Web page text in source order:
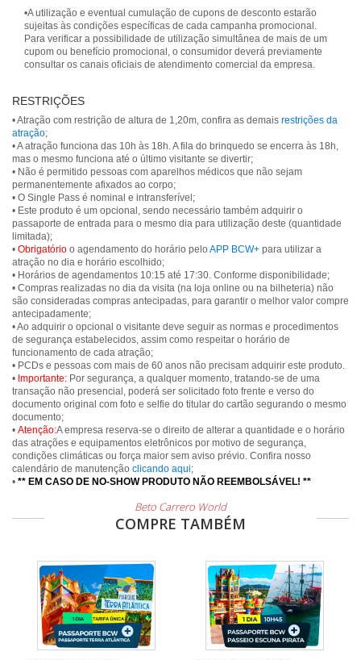
•A utilização e eventual cumulação de cupons de desconto estarão
sujeitas às condições específicas de cada campanha promocional.
Para verificar a possibilidade de utilização simultânea de mais de um
cupom ou benefício promocional, o consumidor deverá previamente
consultar os canais oficiais de atendimento comercial da empresa.
RESTRIÇÕES
• Atração com restrição de altura de 1,20m, confira as demais restrições da
atração;
• A atração funciona das 10h às 18h. A fila do brinquedo se encerra às 18h,
mas o mesmo funciona até o último visitante se divertir;
• Não é permitido pessoas com aparelhos médicos que não sejam
permanentemente afixados ao corpo;
• O Single Pass é nominal e intransferível;
• Este produto é um opcional, sendo necessário também adquirir o
passaporte de entrada para o mesmo dia para utilização deste (quantidade
limitada);
• Obrigatório o agendamento do horário pelo APP BCW+ para utilizar a
atração no dia e horário escolhido;
• Horários de agendamentos 10:15 até 17:30. Conforme disponibilidade;
• Compras realizadas no dia da visita (na loja online ou na bilheteria) não
são consideradas compras antecipadas, para garantir o melhor valor compre
antecipadamente;
• Ao adquirir o opcional o visitante deve seguir as normas e procedimentos
de segurança estabelecidos, assim como respeitar o horário de
funcionamento de cada atração;
• PCDs e pessoas com mais de 60 anos não precisam adquirir este produto.
• Importante: Por segurança, a qualquer momento, tratando-se de uma
transação não presencial, poderá ser solicitado foto frente e verso do
documento original com foto e selfie do titular do cartão segurando o mesmo
documento;
• Atenção:A empresa reserva-se o direito de alterar a quantidade e o horário
das atrações e equipamentos eletrônicos por motivo de segurança,
condições climáticas ou força maior sem aviso prévio. Confira nosso
calendário de manutenção clicando aqui;
• ** EM CASO DE NO-SHOW PRODUTO NÃO REEMBOLSÁVEL! **
Beto Carrero World
COMPRE TAMBÉM